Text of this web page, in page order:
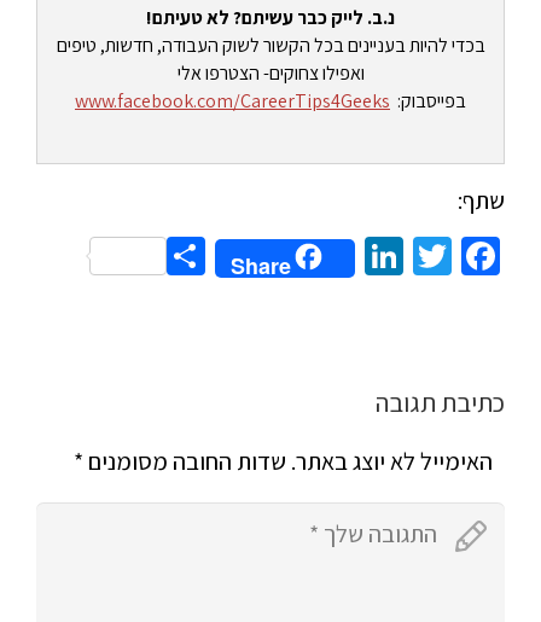
נ.ב. לייק כבר עשיתם? לא טעיתם!
בכדי להיות בעניינים בכל הקשור לשוק העבודה, חדשות, טיפים
ואפילו צחוקים- הצטרפו אלי
בפייסבוק: www.facebook.com/CareerTips4Geeks
שתף:
Facebook
Twitter
LinkedIn
Share
Share
כתיבת תגובה
האימייל לא יוצג באתר. שדות החובה מסומנים *